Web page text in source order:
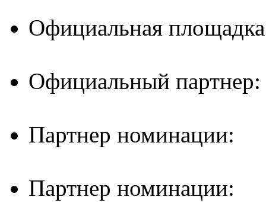
Официальная
Официальный партнер:
Партнер номинации:
Партнер номинации: